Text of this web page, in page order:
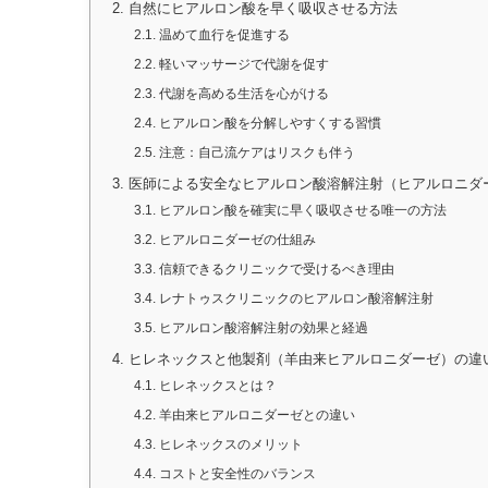
2. 自然にヒアルロン酸を早く吸収させる方法
2.1.
温めて血行を促進する
2.2. 軽いマッサージで代謝を促す
2.3. 代謝を高める生活を心がける
2.4. ヒアルロン酸を分解しやすくする習慣
2.5. 注意：自己流ケアはリスクも伴う
3. 医師による安全なヒアルロン酸溶解注射（ヒアルロニダ
3.1.
ヒアルロン酸を確実に早く吸収させる唯一の方法
3.2.
ヒアルロニダーゼの仕組み
3.3. 信頼できるクリニックで受けるべき理由
3.4. レナトゥスクリニックのヒアルロン酸溶解注射
3.5.
ヒアルロン酸溶解注射の効果と経過
4. ヒレネックスと他製剤（羊由来ヒアルロニダーゼ）の違
4.1.
ヒレネックスとは？
4.2. 羊由来ヒアルロニダーゼとの違い
4.3.
ヒレネックスのメリット
4.4. コストと安全性のバランス